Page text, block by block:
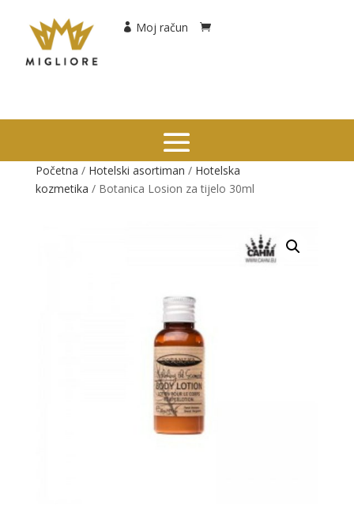
Moj račun
Početna / Hotelski asortiman / Hotelska
kozmetika / Botanica Losion za tijelo 30ml